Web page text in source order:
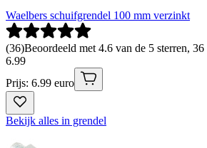
Waelbers schuifgrendel 100 mm verzinkt
(36)Beoordeeld met 4.6 van de 5 sterren,
6.99
Prijs: 6.99 euro
Bekijk alles in grendel